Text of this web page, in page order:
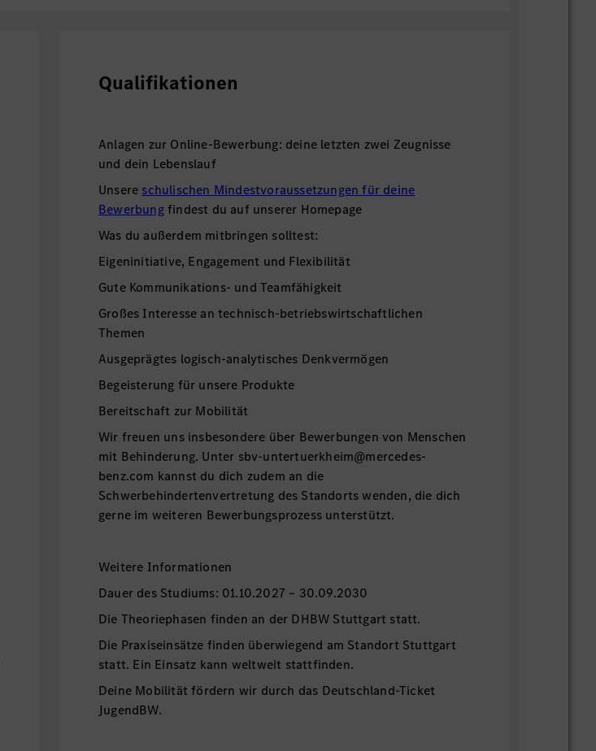
Qualifikationen
Anlagen zur Online-Bewerbung: deine letzten zwei Zeugnisse
und dein Lebenslauf
Unsere schulischen Mindestvoraussetzungen für deine
Bewerbungfindest du auf unserer Homepage
Was du außerdem mitbringen solltest:
Eigeninitiative, Engagement und Flexibilität
Gute Kommunikations- und Teamfähigkeit
Großes Interesse an technisch-betriebswirtschaftlichen
Themen
Ausgeprägtes logisch-analytisches Denkvermögen
Begeisterung für unsere Produkte
Bereitschaft zur Mobilität
Wir freuen uns insbesondere über Bewerbungen von Menschen
mit Behinderung. Unter sbv-untertuerkheim@mercedes-
benz.com kannst du dich zudem an die
Schwerbehindertenvertretung des Standorts wenden, die dich
gerne im weiteren Bewerbungsprozess unterstützt.
Weitere Informationen
Dauer des Studiums: 01.10.2027 – 30.09.2030
Die Theoriephasen finden an der DHBW Stuttgart statt.
Die Praxiseinsätze finden überwiegend am Standort Stuttgart
statt. Ein Einsatz kann weltweit stattfinden.
Deine Mobilität fördern wir durch das Deutschland-Ticket
JugendBW.